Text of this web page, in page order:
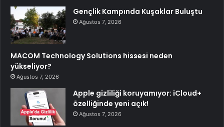
Gençlik Kampında Kuşaklar Buluştu
Ağustos 7, 2026
MACOM Technology Solutions hissesi neden
yükseliyor?
Ağustos 7, 2026
Apple gizliliği koruyamıyor: iCloud+
özelliğinde yeni açık!
Ağustos 7, 2026